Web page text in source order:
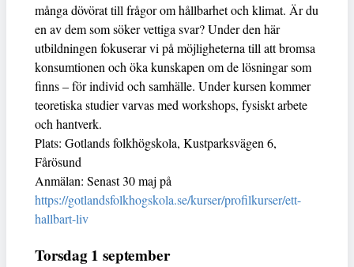
många dövörat till frågor om hållbarhet och klimat. Är du
en av dem som söker vettiga svar? Under den här
utbildningen fokuserar vi på möjligheterna till att bromsa
konsumtionen och öka kunskapen om de lösningar som
finns – för individ och samhälle. Under kursen kommer
teoretiska studier varvas med workshops, fysiskt arbete
och hantverk.
Plats: Gotlands folkhögskola, Kustparksvägen 6,
Fårösund
Anmälan: Senast 30 maj på
https://gotlandsfolkhogskola.se/kurser/profilkurser/ett-
hallbart-liv
Torsdag 1 september